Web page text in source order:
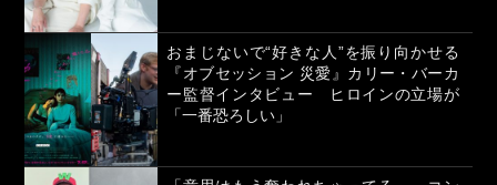
おまじないで“好きな人”を振り向かせる
『オブセッション 災愛』カリー・バーカ
ー監督インタビュー ヒロインの立場が
「一番恐ろしい」